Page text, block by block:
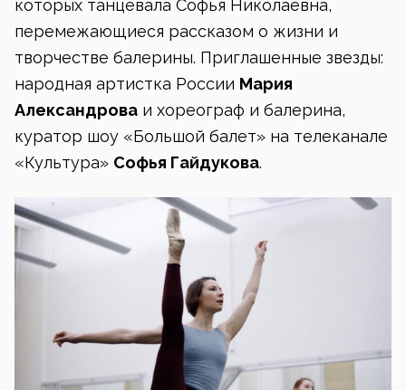
которых танцевала Софья Николаевна,
перемежающиеся рассказом о жизни и
творчестве балерины. Приглашенные звезды:
народная артистка России Мария
Александрова и хореограф и балерина,
куратор шоу «Большой балет» на телеканале
«Культура» Софья Гайдукова.